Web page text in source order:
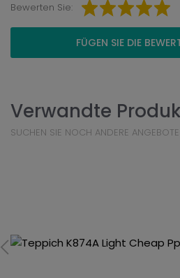
Bewerten Sie:
FÜGEN SIE DIE
Verwandte
SUCHEN SIE NOCH ANDERE